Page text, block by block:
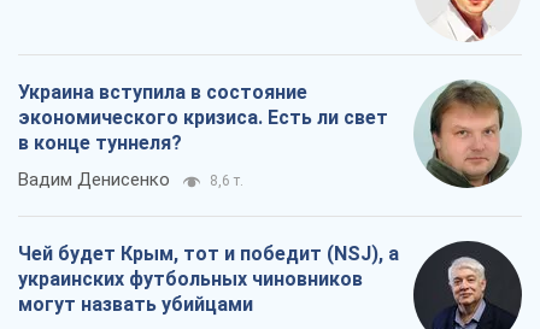
Украина вступила в состояние
экономического кризиса. Есть ли свет
в конце туннеля?
Вадим Денисенко 8,6 т.
Чей будет Крым, тот и победит (NSJ), а
украинских футбольных чиновников
могут назвать убийцами